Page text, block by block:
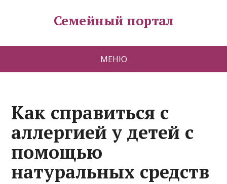
Семейный портал
МЕНЮ
Как справиться с
аллергией у детей с
помощью
натуральных средств